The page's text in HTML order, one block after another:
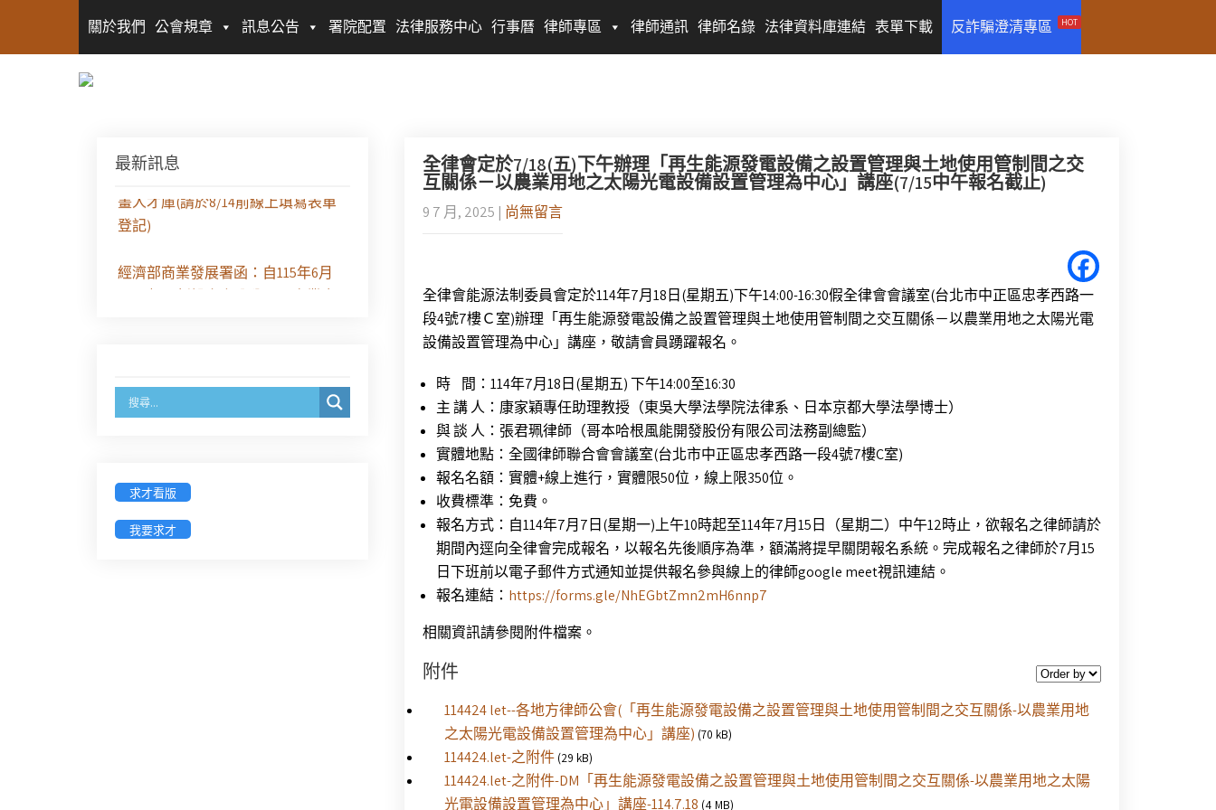
關於我們 公會規章 訊息公告 署院配置 法律服務中心 行事曆 律師專區 律師通訊 律師名錄 法律資料庫連結 表單下載 反詐騙澄清專區 HOT
全律會定於7/18(五)下午辦理「再生能源發電設備之設置管理與土地使用管制間之交
互關係－以農業用地之太陽光電設備設置管理為中心」講座(7/15中午報名截止)
9 7 月, 2025 | 尚無留言
全律會能源法制委員會定於114年7月18 日 (星期五)下午14:00-16:30假全律會會議室(台北市中正區忠孝西路一
段4號7樓Ｃ室)辦理「再生能源發電設備之設置管理與土地使用管制間之交互關係－以農業用地之太陽光電
設備設置管理為中心」講座，敬請會員踴躍報名。
時 間：114年7月18日(星期五) 下午14:00至16:30
主 講 人：康家穎專任助理教授（東吳大學法學院法律系、日本京都大學法學博士）
與 談 人：張君珮律師（哥本哈根風能開發股份有限公司法務副總監）
實體地點：全國律師聯合會會議室(台北市中正區忠孝西路一段4號7樓C室)
報名名額：實體+線上進行，實體限50位，線上限350位。
收費標準：免費。
報名方式：自114年7月7日(星期一)上午10時起至114年7月15日（星期二）中午12時止，欲報名之律師請於
期間內逕向全律會完成報名，以報名先後順序為準，額滿將提早關閉報名系統。完成報名之律師於7月15
日下班前以電子郵件方式通知並提供報名參與線上的律師google meet視訊連結。
報名連結： https://forms.gle/NhEGbtZmn2mH6nnp7
相關資訊請參閱附件檔案。
附件
114424 let--各地方律師公會(「再生能源發電設備之設置管理與土地使用管制間之交互關係-以農業用地
之太陽光電設備設置管理為中心」講座) (70 kB)
114424.let-之附件 (29 kB)
114424.let-之附件-DM「再生能源發電設備之設置管理與土地使用管制間之交互關係-以農業用地之太陽
光電設備設置管理為中心」講座-114.7.18 (4 MB)
最新訊息
徵求參與115年教師法律諮詢補助計
畫人才庫(請於8/14前線上填寫表單
登記)
經濟部商業發展署函：自115年6月
26日起，新設立之分公司及商業應
辯護人公開甄選簡章及報名表件
【採通訊報名,115年9月11日止(以郵
徵詢有意願擔任臺南市115年度國民
中小學法治教育入校扎根計畫講師
之會員(8/14前線上表單登記)
求才看版
我要求才